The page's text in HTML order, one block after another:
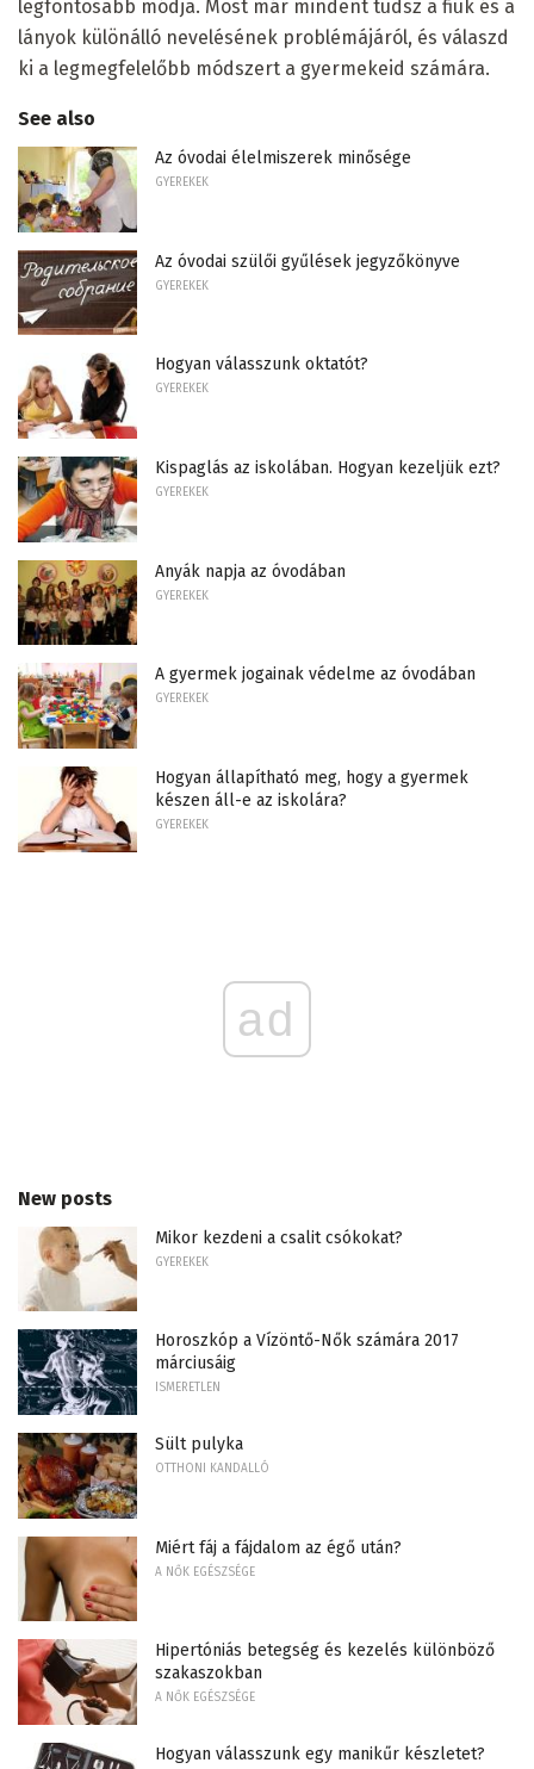
legfontosabb módja. Most már mindent tudsz a fiúk és a
lányok különálló nevelésének problémájáról, és válaszd
ki a legmegfelelőbb módszert a gyermekeid számára.
See also
Az óvodai élelmiszerek minősége
GYEREKEK
Az óvodai szülői gyűlések jegyzőkönyve
GYEREKEK
Hogyan válasszunk oktatót?
GYEREKEK
Kispaglás az iskolában. Hogyan kezeljük ezt?
GYEREKEK
Anyák napja az óvodában
GYEREKEK
A gyermek jogainak védelme az óvodában
GYEREKEK
Hogyan állapítható meg, hogy a gyermek
készen áll-e az iskolára?
GYEREKEK
ad
New posts
Mikor kezdeni a csalit csókokat?
GYEREKEK
Horoszkóp a Vízöntő-Nők számára 2017
márciusáig
ISMERETLEN
Sült pulyka
OTTHONI KANDALLÓ
Miért fáj a fájdalom az égő után?
A NŐK EGÉSZSÉGE
Hipertóniás betegség és kezelés különböző
szakaszokban
A NŐK EGÉSZSÉGE
Hogyan válasszunk egy manikűr készletet?